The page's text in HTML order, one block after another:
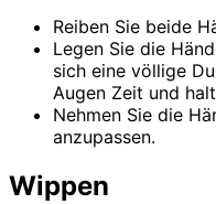
Reiben Sie beide
Legen Sie die
sich eine völlige
Augen Zeit und
Nehmen Sie die
anzupassen.
Wippen